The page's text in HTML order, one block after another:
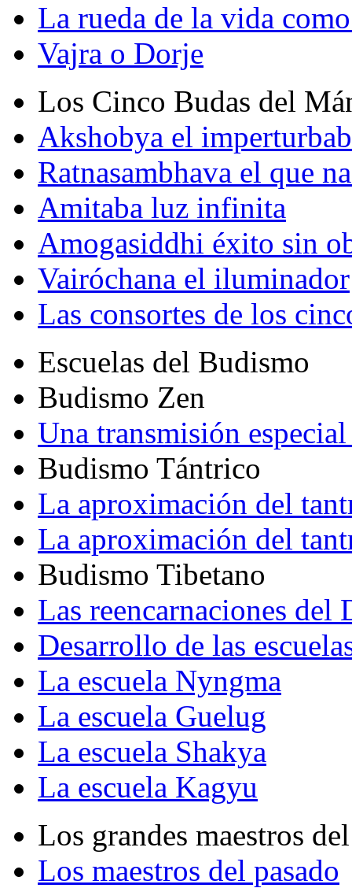
La rueda de la vida
Vajra o Dorje
Los Cinco Budas del
Akshobya el
Ratnasambhava el que
Amitaba luz infinita
Amogasiddhi éxito sin
Vairóchana el iluminador
Las consortes de los
Escuelas del Budismo
Budismo Zen
Una transmisión
Budismo Tántrico
La aproximación del
La aproximación del
Budismo Tibetano
Las reencarnaciones del
Desarrollo de las
La escuela Nyngma
La escuela Guelug
La escuela Shakya
La escuela Kagyu
Los grandes maestros
Los maestros del pasado